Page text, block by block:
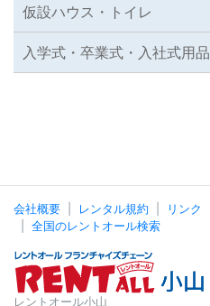
仮設ハウス・トイレ
入学式・卒業式・入社式用品
会社概要 レンタル規約 リンク
全国のレントオール検索
レントオール小山